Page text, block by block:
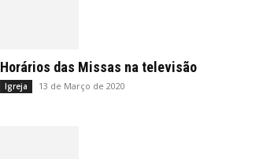
Horários das Missas na televisão
Igreja 13 de Março de 2020